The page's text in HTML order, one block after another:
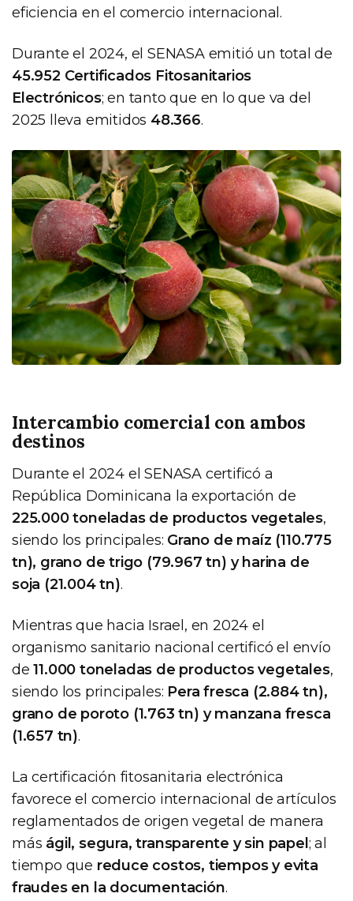
eficiencia en el comercio internacional.
Durante el 2024, el SENASA emitió un total de
45.952 Certificados Fitosanitarios
Electrónicos; en tanto que en lo que va del
2025 lleva emitidos 48.366.
Intercambio comercial con ambos
destinos
Durante el 2024 el SENASA certificó a
República Dominicana la exportación de
225.000 toneladas de productos vegetales,
siendo los principales: Grano de maíz (110.775
tn), grano de trigo (79.967 tn) y harina de
soja (21.004 tn).
Mientras que hacia Israel, en 2024 el
organismo sanitario nacional certificó el envío
de11.000 toneladas de productos vegetales,
siendo los principales: Pera fresca (2.884 tn),
grano de poroto (1.763 tn) y manzana fresca
(1.657 tn).
La certificación fitosanitaria electrónica
favorece el comercio internacional de artículos
reglamentados de origen vegetal de manera
más ágil, segura, transparente y sin papel ; al
tiempo que reduce costos, tiempos y evita
fraudes en la documentación.